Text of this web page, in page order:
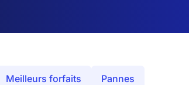
Meilleurs forfaits Pannes